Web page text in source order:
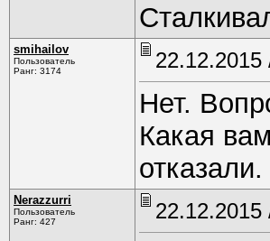
smihаilоv
Пользователь
Ранг: 3174
22.12.2015
Нет.
Какая
Nerazzurri
Пользователь
Ранг: 427
22.12.2015